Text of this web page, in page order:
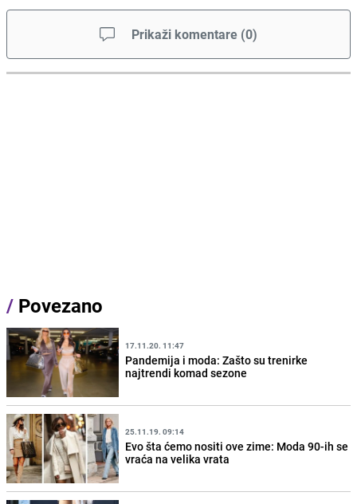
Prikaži komentare (0)
/ Povezano
17.11.20. 11:47
Pandemija i moda: Zašto su trenirke
najtrendi komad sezone
25.11.19. 09:14
Evo šta ćemo nositi ove zime: Moda 90-ih se
vraća na velika vrata